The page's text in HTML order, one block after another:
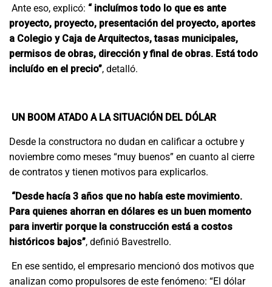
Ante eso, explicó: “ incluímos todo lo que es ante
proyecto, proyecto, presentación del proyecto, aportes
a Colegio y Caja de Arquitectos, tasas municipales,
permisos de obras, dirección y final de obras. Está todo
incluído en el precio”, detalló.
UN BOOM ATADO A LA SITUACIÓN DEL DÓLAR
Desde la constructora no dudan en calificar a octubre y
noviembre como meses “muy buenos” en cuanto al cierre
de contratos y tienen motivos para explicarlos.
“Desde hacía 3 años que no había este movimiento.
Para quienes ahorran en dólares es un buen momento
para invertir porque la construcción está a costos
históricos bajos”, definió Bavestrello.
En ese sentido, el empresario mencionó dos motivos que
analizan como propulsores de este fenómeno: “El dólar